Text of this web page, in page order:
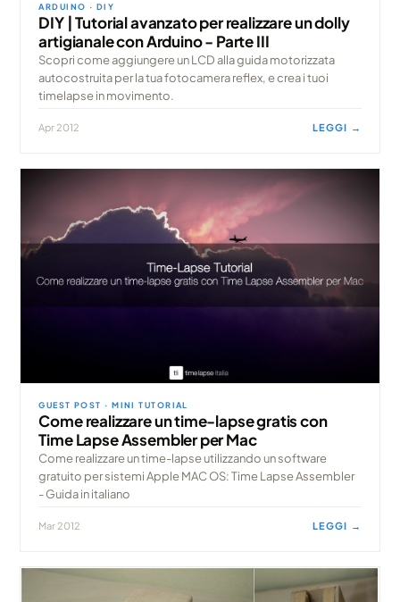
ARDUINO · DIY
DIY | Tutorial avanzato per realizzare un dolly
artigianale con Arduino - Parte III
Scopri come aggiungere un LCD alla guida motorizzata
autocostruita per la tua fotocamera reflex, e crea i tuoi
timelapse in movimento.
Apr 2012 LEGGI →
GUEST POST · MINI TUTORIAL
Come realizzare un time-lapse gratis con
Time Lapse Assembler per Mac
Come realizzare un time-lapse utilizzando un software
gratuito per sistemi Apple MAC OS: Time Lapse Assembler
- Guida in italiano
Mar 2012 LEGGI →